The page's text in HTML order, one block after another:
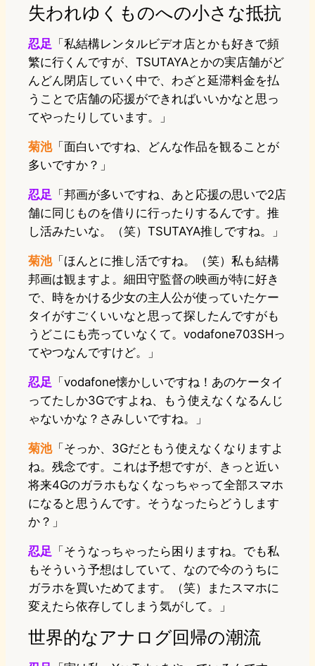
失われゆくものへの小さな抵抗
忍足 「私結構レンタルビデオ店とかも好きで頻
繁に行くんですが、TSUTAYAとかの実店舗がど
んどん閉店していく中で、わざと延滞料金を払
うことで店舗の応援ができればいいかなと思っ
てやったりしています。」
菊池「面白いですね、どんな作品を観ることが
多いですか？」
忍足 「邦画が多いですね、あと応援の思いで2店
舗に同じものを借りに行ったりするんです。推
し活みたいな。（笑）TSUTAYA推しですね。」
菊池「ほんとに推し活ですね。（笑）私も結構
邦画は観ますよ。細田守監督の映画が特に好き
で、時をかける少女の主人公が使っていたケー
タイがすごくいいなと思って探したんですがも
うどこにも売っていなくて。vodafone703SHっ
てやつなんですけど。」
忍足 「vodafone懐かしいですね！あのケータイ
ってたしか3Gですよね、もう使えなくなるんじ
ゃないかな？さみしいですね。」
菊池「そっか、3Gだともう使えなくなりますよ
ね。残念です。これは予想ですが、きっと近い
将来4Gのガラホもなくなっちゃって全部スマホ
になると思うんです。そうなったらどうします
か？」
忍足 「そうなっちゃったら困りますね。でも私
もそういう予想はしていて、なので今のうちに
ガラホを買いためてます。（笑）またスマホに
変えたら依存してしまう気がして。」
世界的なアナログ回帰の潮流